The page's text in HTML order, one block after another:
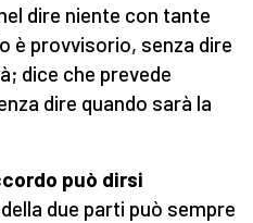
dire niente con tante
è provvisorio, senza dire
dice che prevede
dire quando sarà la
può dirsi
due parti può sempre